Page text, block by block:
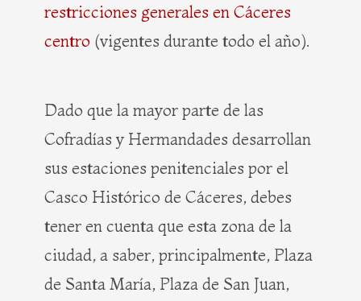
restricciones generales en Cáceres
centro (vigentes durante todo el año).
Dado que la mayor parte de las
Cofradías y Hermandades desarrollan
sus estaciones penitenciales por el
Casco Histórico de Cáceres, debes
tener en cuenta que esta zona de la
ciudad, a saber, principalmente, Plaza
de Santa María, Plaza de San Juan,